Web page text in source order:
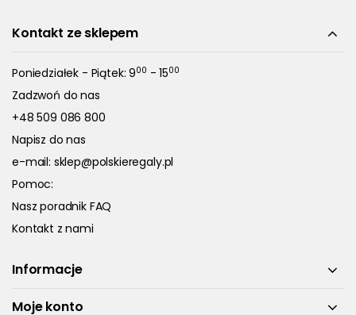
Kontakt ze sklepem
Poniedziałek - Piątek: 900 - 1500
Zadzwoń do nas
+48 509 086 800
Napisz do nas
e-mail: sklep@polskieregaly.pl
Pomoc:
Nasz poradnik FAQ
Kontakt z nami
Informacje
Moje konto